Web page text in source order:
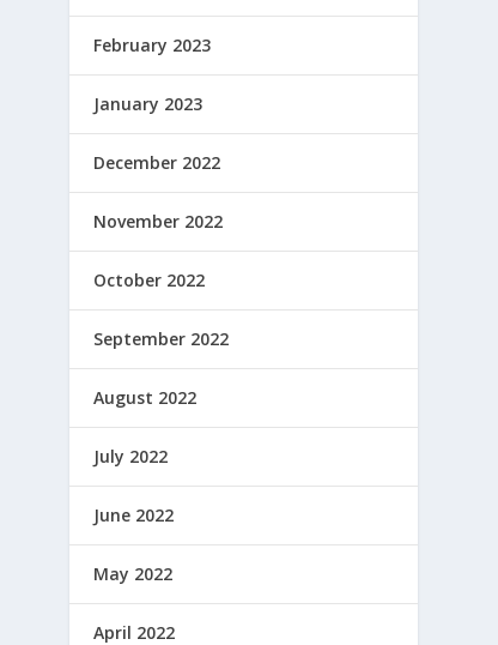
February 2023
January 2023
December 2022
November 2022
October 2022
September 2022
August 2022
July 2022
June 2022
May 2022
April 2022